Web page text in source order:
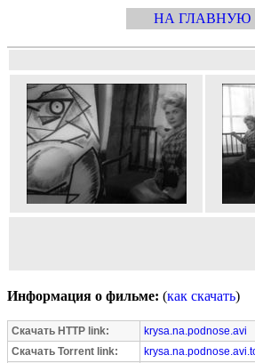
НА ГЛАВНУЮ
Информация о фильме: (как скачать)
Скачать HTTP link:
krysa.na.podnose.avi
Скачать Torrent link: